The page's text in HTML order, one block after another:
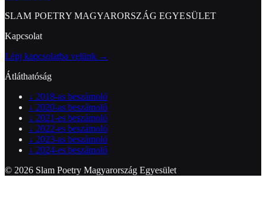
SLAM POETRY MAGYARORSZÁG EGYESÜLET
Kapcsolat
Lépj kapcsolatba velünk →
Átláthatóság
↓ 2018-as beszámoló
↓ 2020-as beszámoló
↓ 2021-es beszámoló
↓ 2022-es beszámoló
↓ 2023-as beszámoló
↓ 2024-es beszámoló
© 2026 Slam Poetry Magyarország Egyesület